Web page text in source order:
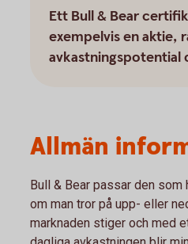
Ett Bull & Bear
exempelvis en aktie,
avkastningspotential
Allmän
Bull & Bear passar den
om man tror på upp- eller
marknaden stiger och med